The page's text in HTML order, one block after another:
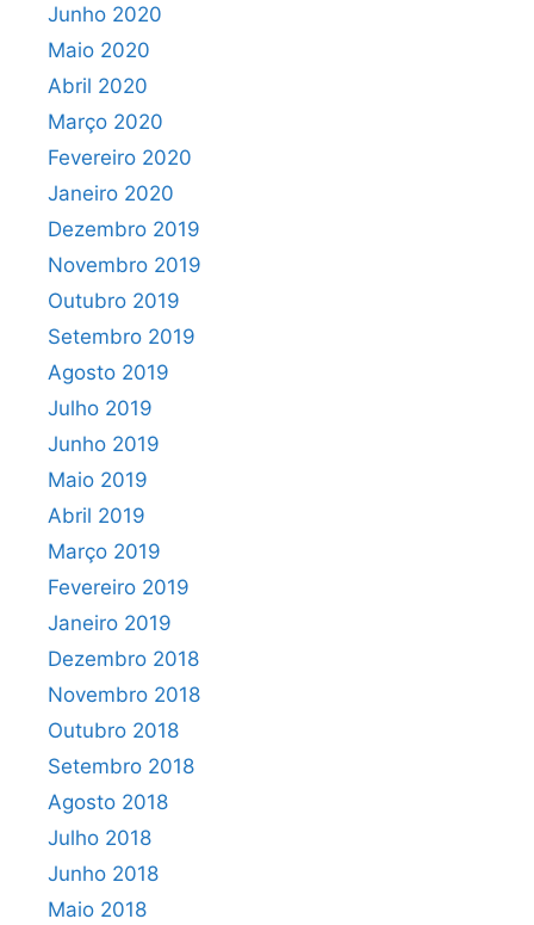
Junho 2020
Maio 2020
Abril 2020
Março 2020
Fevereiro 2020
Janeiro 2020
Dezembro 2019
Novembro 2019
Outubro 2019
Setembro 2019
Agosto 2019
Julho 2019
Junho 2019
Maio 2019
Abril 2019
Março 2019
Fevereiro 2019
Janeiro 2019
Dezembro 2018
Novembro 2018
Outubro 2018
Setembro 2018
Agosto 2018
Julho 2018
Junho 2018
Maio 2018